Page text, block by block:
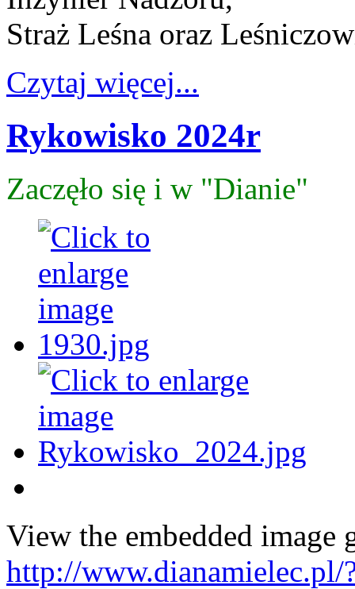
Straż Leśna oraz
Czytaj więcej...
Rykowisko 2024r
Zaczęło się i w "Dianie"
View the embedded image
http://www.dianamielec.pl/